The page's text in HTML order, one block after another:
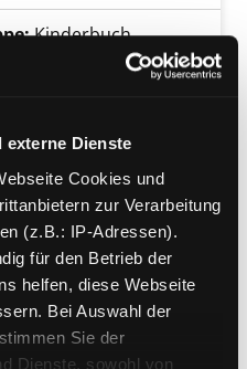
externe Dienste
Cookies und
zur Verarbeitung
(z.B.: IP-Adressen).
für den Betrieb der
helfen, diese Webseite
Bei Auswahl der
Sie der
Dienste, sowohl von
von Amélie Amie und die
Kinderbuch
und die Sache
Ravensburger
Das spielerische
von Empowerment
Sachbuch
Inklusion und